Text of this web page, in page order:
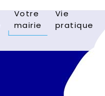
Votre
mairie
Vie
pratique